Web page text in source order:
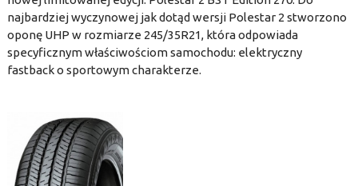
najbardziej wyczynowej jak dotąd wersji Polestar 2 stworzono
oponę UHP w rozmiarze 245/35R21, która odpowiada
specyficznym właściwościom samochodu: elektryczny
fastback o sportowym charakterze.